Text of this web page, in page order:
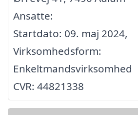
Ansatte:
Startdato: 09. maj 2024,
Virksomhedsform:
Enkeltmandsvirksomhed
CVR: 44821338